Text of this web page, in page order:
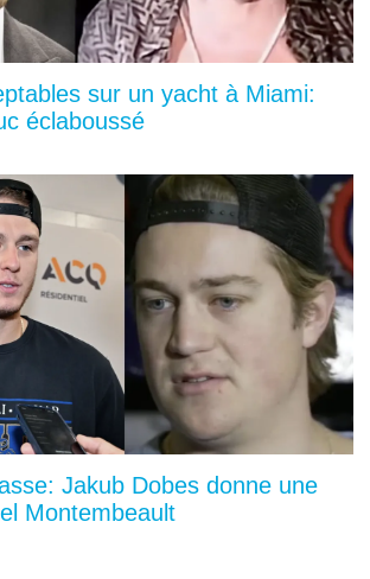
sur un yacht à Miami:
éclaboussé
Jakub Dobes donne une
Montembeault